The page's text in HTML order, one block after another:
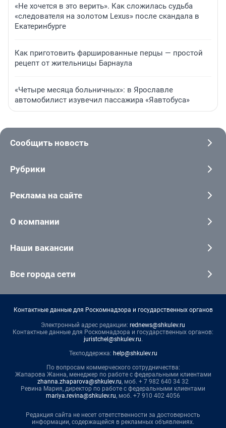
«Не хочется в это верить». Как сложилась судьба
«следователя на золотом Lexus» после скандала в
Екатеринбурге
Как приготовить фаршированные перцы — простой
рецепт от жительницы Барнаула
«Четыре месяца больничных»: в Ярославле
автомобилист изувечил пассажира «Яавтобуса»
Сообщить новость
Рубрики
Реклама на сайте
О компании
Наши вакансии
Все города сети
Контактные данные для Роскомнадзора и государственных органов
Электронный адрес редакции: rednews@shkulev.ru
Контактные данные для Роскомнадзора и государственных органов:
juristchel@shkulev.ru.
Техподдержка: help@shkulev.ru
По вопросам коммерческого сотрудничества:
Жапарова Жанна, менеджер по работе с федеральными клиентами
zhanna.zhaparova@shkulev.ru, моб. + 7 982 640 34 32
Ревина Мария, директор по работе с федеральными клиентами
mariya.revina@shkulev.ru, моб. +7 910 402 4056
Редакция сайта не несет ответственности за достоверность
информации, содержащейся в рекламных объявлениях.